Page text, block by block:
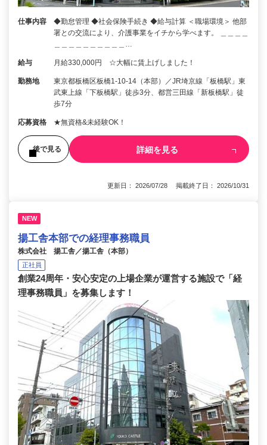
仕事内容
◆勤怠管理 ◆社会保険手続き ◆給与計算 ＜職場環境＞ 他部
署との交流により、介護事業をイチから学べます。 ＿＿＿＿
＿＿＿＿＿＿＿＿＿＿…
給与 月給330,000円 ☆大幅に賃上げしました！
勤務地
東京都板橋区板橋1-10-14（本部）／JR埼京線「板橋駅」東
武東上線「下板橋駅」徒歩3分、都営三田線「新板橋駅」徒
歩7分
応募資格 ★無資格&未経験OK！
後で見る 詳細を見る
更新日： 2026/07/28 掲載終了日： 2026/10/31
NEW
揚工舎本部での経理事務職員
株式会社 揚工舎／揚工舎（本部）
正社員
創業24周年・安心安定の上場企業が運営する施設で「経
理事務職員」を募集します！